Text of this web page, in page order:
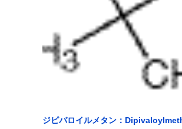
ジピバロイルメタン：